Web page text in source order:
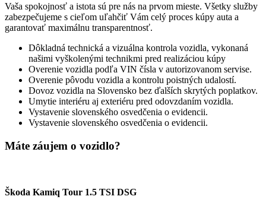
Vaša spokojnosť a istota sú pre nás na prvom mieste. Všetky služby
zabezpečujeme s cieľom uľahčiť Vám celý proces kúpy auta a
garantovať maximálnu transparentnosť.
Dôkladná technická a vizuálna kontrola vozidla, vykonaná
našimi vyškolenými technikmi pred realizáciou kúpy
Overenie vozidla podľa VIN čísla v autorizovanom servise.
Overenie pôvodu vozidla a kontrolu poistných udalostí.
Dovoz vozidla na Slovensko bez ďalších skrytých poplatkov.
Umytie interiéru aj exteriéru pred odovzdaním vozidla.
Vystavenie slovenského osvedčenia o evidencii.
Vystavenie slovenského osvedčenia o evidencii.
Máte záujem o vozidlo?
Škoda Kamiq Tour 1.5 TSI DSG